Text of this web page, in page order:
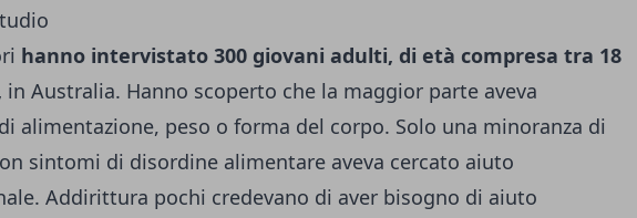
hanno intervistato 300 giovani adulti, di età compresa tra 18
in Australia. Hanno scoperto che la maggior parte aveva
alimentazione, peso o forma del corpo. Solo una minoranza di
sintomi di disordine alimentare aveva cercato aiuto
Addirittura pochi credevano di aver bisogno di aiuto